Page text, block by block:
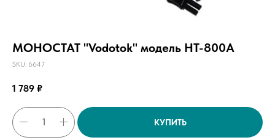
МОНОСТАТ "Vodotok" модель HT-800А
SKU: 6647
1 789 ₽
КУПИТЬ